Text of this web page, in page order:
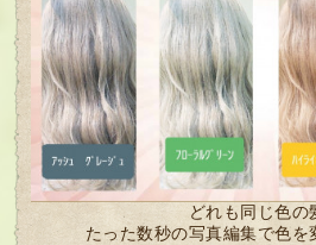
どれも同じ色の
たった数秒の写真編集で色を